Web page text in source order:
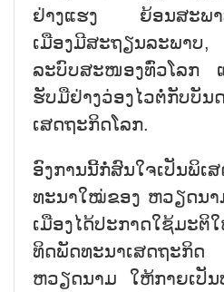
ຢ່າງ​ແຮງ ຍ້ອນ​ສະ​ພາ
ເມືອງ​ມີ​ສະ​ຖຽນ​ລະ​ພາບ
ລະ​ບົບ​ສະ​ໜອງ​ທົ່ວ​ໂລກ
ຮັບ​ມື​ຢ່າງວ່ອງ​ໄວ​ຕໍ່​ກັບບັນ​
ເສດ​ຖະ​ກິດ​ໂລກ.
ອົງ​​ການນີ້ກໍ່​ສົນ​ໃຈ​ເປັນ​ພິ​ເ
ທະ​ນາ​ໃໝ່​ຂອງ ຫວຽດ​ນາ
ເມືອງ​ໄດ້​ປະ​ກາດ​ໃຊ້​ມະ​
ທິດ​ພັດ​ທະ​ນາ​ເສດ​ຖະ​ກິ
ຫວຽດ​ນາມ ໃຫ້​ກາຍ​ເປັ